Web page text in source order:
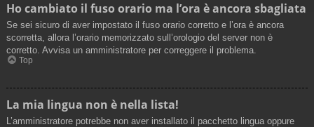
Ho cambiato il fuso orario ma l’ora è ancora sbagliata
Se sei sicuro di aver impostato il fuso orario corretto e l’ora è ancora
scorretta, allora l’orario memorizzato sull’orologio del server non è
corretto. Avvisa un amministratore per correggere il problema.
Top
La mia lingua non è nella lista!
L’amministratore potrebbe non aver installato il pacchetto lingua oppure